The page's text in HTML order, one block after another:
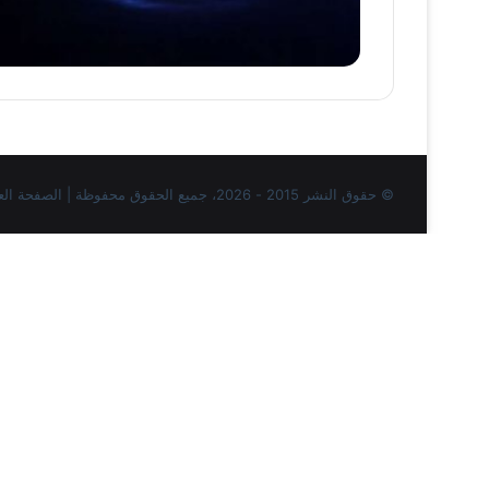
© حقوق النشر 2015 - 2026، جميع الحقوق محفوظة | الصفحة العربية